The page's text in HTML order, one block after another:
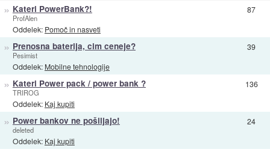
» Kateri PowerBank?!
ProfAlen
Oddelek: Pomoč in nasveti
87
» Prenosna baterija, cim ceneje?
Pesimist
Oddelek: Mobilne tehnologije
39
» Kateri Power pack / power bank ?
TRIROG
Oddelek: Kaj kupiti
136
» Power bankov ne pošiljajo!
deleted
Oddelek: Kaj kupiti
24